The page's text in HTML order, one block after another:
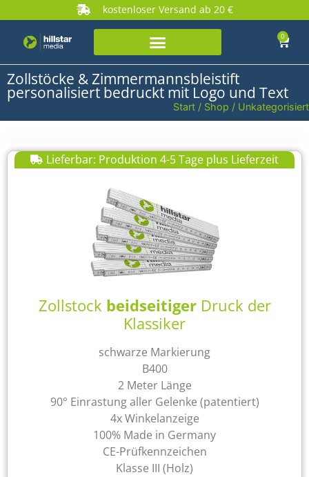
kostenloser Versand ab 20 €
0
Zollstöcke & Zimmermannsbleistift
personalisiert bedruckt mit Logo und Text
Start / Shop / Unkategorisiert
Lieferbar: Produktion 4-5 Tage plus Lieferzeit
Zollstock beidseitiger Druck der
Klassiker
schwarze Markierung
B400
2 Meter Länge
90° Einrastung aller Gelenke (patentiert)
4x Winkelanzeige
100% Made in Germany
CE-Prüfkennzeichen
Klasse III (Holz)